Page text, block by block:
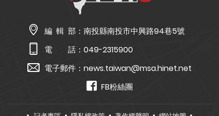
編 輯 部： 南投縣南投市中興路94巷5號
電 話： 049-2315900
電子郵件： news.taiwan@msa.hinet.net
FB粉絲團